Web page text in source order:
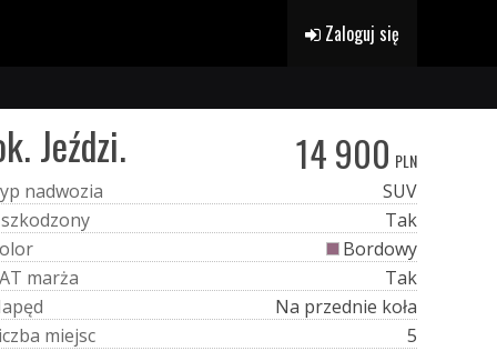
Zaloguj się
Jeździ. 14 900 PLN
yp nadwozia
SUV
szkodzony
Tak
olor
Bordowy
AT marża
Tak
apęd
Na przednie koła
iczba miejsc
5